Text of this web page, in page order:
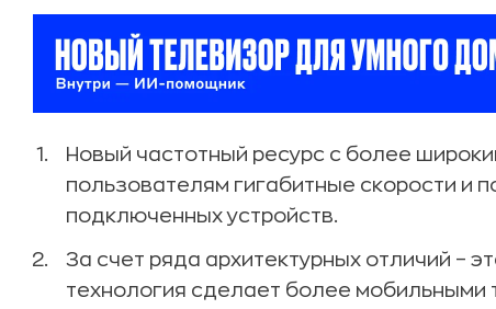
Новый частотный ресурс с более
пользователям гигабитные скорости и
подключенных устройств.
За счет ряда архитектурных отличий –
технология сделает более мобильными